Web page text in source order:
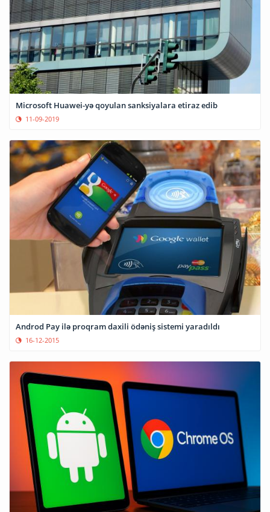
Microsoft Huawei-yə qoyulan sanksiyalara etiraz edib
11-09-2019
Androd Pay ilə proqram daxili ödəniş sistemi yaradıldı
16-12-2015